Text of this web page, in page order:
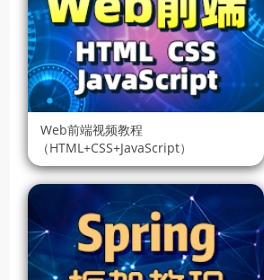
【录播】第14课 Java上传文
件（11分钟）
第15课
【录播】第15课 Java下载文
件（9分钟）
第16课
【录播】第16课 Java删除文
件（5分钟）
第17课
Web前端视频教程
（HTML+CSS+JavaScript）